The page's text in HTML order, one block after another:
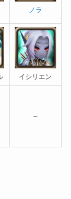
ノラ
イシリエン
–